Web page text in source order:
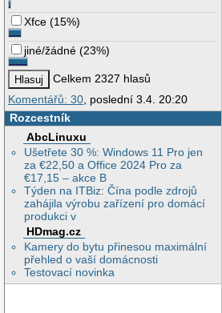
Xfce (15%)
jiné/žádné (23%)
Celkem 2327 hlasů
Komentářů: 30 , poslední 3.4. 20:20
Rozcestník
AbcLinuxu
Ušetřete 30 %: Windows 11 Pro jen
za €22,50 a Office 2024 Pro za
€17,15 – akce B
Týden na ITBiz: Čína podle zdrojů
zahájila výrobu zařízení pro domácí
produkci v
HDmag.cz
Kamery do bytu přinesou maximální
přehled o vaší domácnosti
Testovací novinka